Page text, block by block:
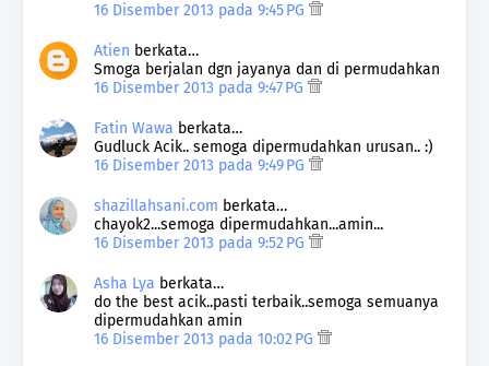
16 Disember 2013 pada 9:45 PG
Atien berkata…
Smoga berjalan dgn jayanya dan di permudahkan
16 Disember 2013 pada 9:47 PG
Fatin Wawa berkata…
Gudluck Acik.. semoga dipermudahkan urusan.. :)
16 Disember 2013 pada 9:49 PG
shazillahsani.com berkata…
chayok2...semoga dipermudahkan...amin...
16 Disember 2013 pada 9:52 PG
Asha Lya berkata…
do the best acik..pasti terbaik..semoga semuanya
dipermudahkan amin
16 Disember 2013 pada 10:02 PG